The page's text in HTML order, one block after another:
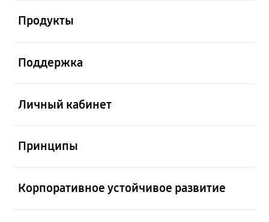
Продукты
Поддержка
Личный кабинет
Принципы
Корпоративное устойчивое развитие